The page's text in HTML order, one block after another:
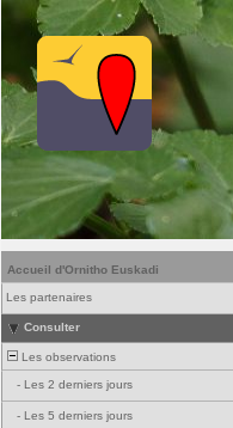
Accueil d'Ornitho Euskadi
Les partenaires
Consulter
Les observations
- Les 2 derniers jours
- Les 5 derniers jours